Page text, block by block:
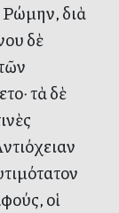
Ρώμην, διὰ
δὲ
τὰ δὲ
οἱ